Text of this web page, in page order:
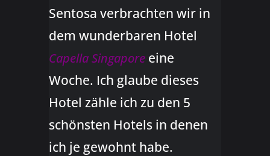
Sentosa verbrachten wir in
dem wunderbaren Hotel
Capella Singaporeeine
Woche. Ich glaube dieses
Hotel zähle ich zu den 5
schönsten Hotels in denen
ich je gewohnt habe.